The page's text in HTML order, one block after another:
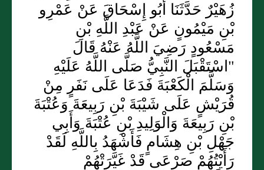
زُهَيْرٌ حَدَّثَنَا أَبُو إِسْحَاقَ عَنْ عَمْرِو
بْنِ مَيْمُونٍ عَنْ عَبْدِ اللَّهِ بْنِ
مَسْعُودٍ رَضِيَ اللَّهُ عَنْهُ قَالَ
"اسْتَقْبَلَ النَّبِيُّ صَلَّى اللَّهُ عَلَيْهِ
وَسَلَّمَ الْكَعْبَةَ فَدَعَا عَلَى نَفَرٍ مِنْ
قُرَيْشٍ عَلَى شَيْبَةَ بْنِ رَبِيعَةَ وَعُتْبَةَ
بْنِ رَبِيعَةَ وَالْوَلِيدِ بْنِ عُتْبَةَ وَأَبِي
جَهْلِ بْنِ هِشَامٍ فَأَشْهَدُ بِاللَّهِ لَقَدْ
رَأَيْتُهُمْ صَرْعَى قَدْ غَيَّرَتْهُمْ